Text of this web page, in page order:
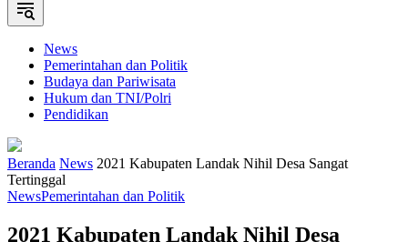
News
Pemerintahan dan Politik
Budaya dan Pariwisata
Hukum dan TNI/Polri
Pendidikan
Beranda News 2021 Kabupaten Landak Nihil Desa Sangat
Tertinggal
NewsPemerintahan dan Politik
2021 Kabupaten Landak Nihil Desa